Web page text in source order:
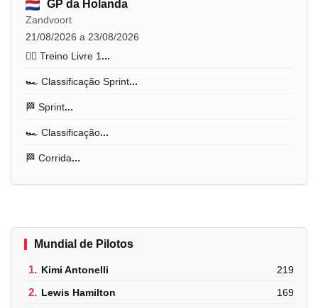
GP da Holanda
Zandvoort
21/08/2026 a 23/08/2026
🏋️‍♂️ Treino Livre 1...
🏎️ Classificação Sprint...
🏁 Sprint...
🏎️ Classificação...
🏁 Corrida...
Mundial de Pilotos
1. Kimi Antonelli 219
2. Lewis Hamilton 169